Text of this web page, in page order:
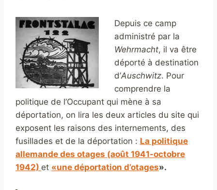
Depuis ce camp
administré par la
Wehrmacht, il va être
déporté à destination
d’Auschwitz. Pour
comprendre la
politique de l’Occupant qui mène à sa
déportation, on lira les deux articles du site qui
exposent les raisons des internements, des
fusillades et de la déportation : La politique
allemande des otages (août 1941-octobre
1942) et «une déportation d’otages».